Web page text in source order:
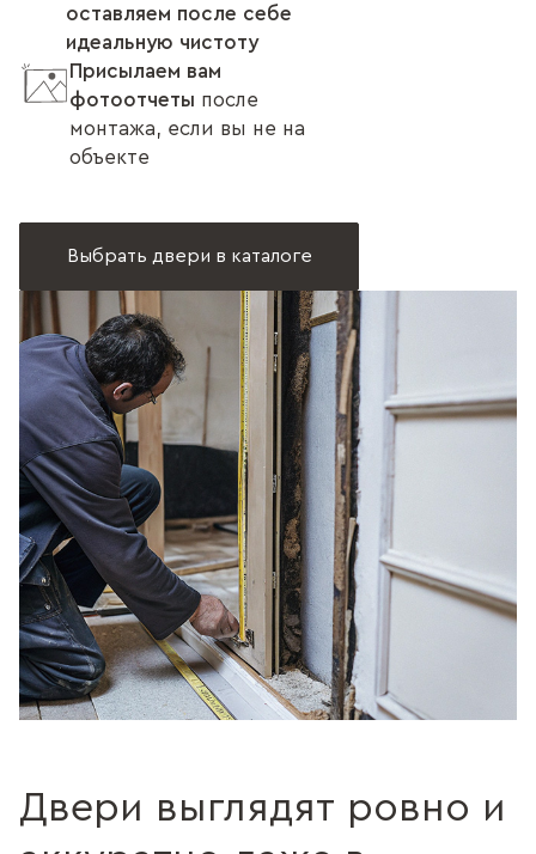
оставляем после себе
идеальную чистоту
Присылаем вам
фотоотчеты после
монтажа, если вы не на
объекте
Выбрать двери в каталоге
Двери выглядят ровно и